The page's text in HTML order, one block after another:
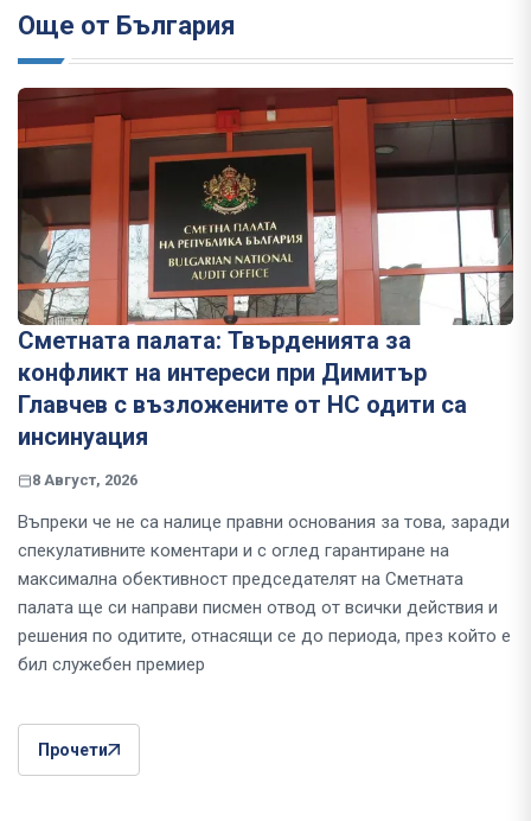
Още от България
Сметната палата: Твърденията за
конфликт на интереси при Димитър
Главчев с възложените от НС одити са
инсинуация
8 Август, 2026
Въпреки че не са налице правни основания за това, заради
спекулативните коментари и с оглед гарантиране на
максимална обективност председателят на Сметната
палата ще си направи писмен отвод от всички действия и
решения по одитите, отнасящи се до периода, през който е
бил служебен премиер
Прочети